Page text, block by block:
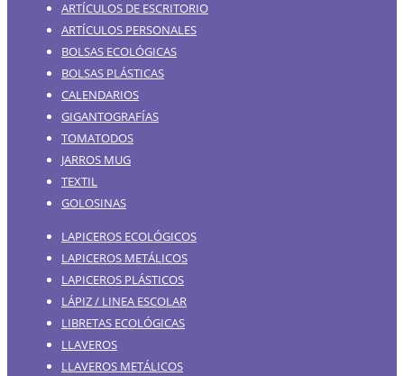
ARTÍCULOS DE ESCRITORIO
ARTÍCULOS PERSONALES
BOLSAS ECOLÓGICAS
BOLSAS PLÁSTICAS
CALENDARIOS
GIGANTOGRAFÍAS
TOMATODOS
JARROS MUG
TEXTIL
GOLOSINAS
LAPICEROS ECOLÓGICOS
LAPICEROS METÁLICOS
LAPICEROS PLÁSTICOS
LÁPIZ / LINEA ESCOLAR
LIBRETAS ECOLÓGICAS
LLAVEROS
LLAVEROS METÁLICOS